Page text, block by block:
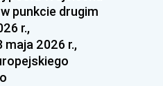
1985
1979
punkcie drugim
r.,
maja 2026 r.,